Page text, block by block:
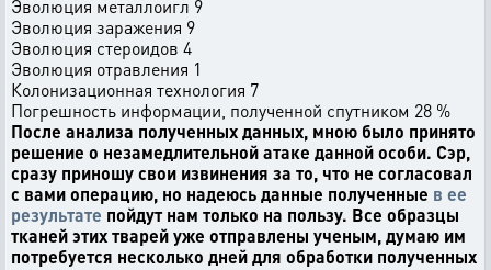
Эволюция металлоигл 9
Эволюция заражения 9
Эволюция стероидов 4
Эволюция отравления 1
Колонизационная технология 7
Погрешность информации, полученной спутником 28 %
После анализа полученных данных, мною было принято
решение о незамедлительной атаке данной особи. Сэр,
сразу приношу свои извинения за то, что не согласовал
с вами операцию, но надеюсь данные полученные в ее
результате пойдут нам только на пользу. Все образцы
тканей этих тварей уже отправлены ученым, думаю им
потребуется несколько дней для обработки полученных